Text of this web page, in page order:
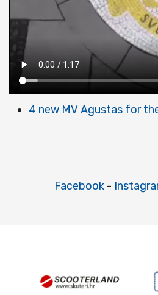
4 new MV Agustas for
Facebook -